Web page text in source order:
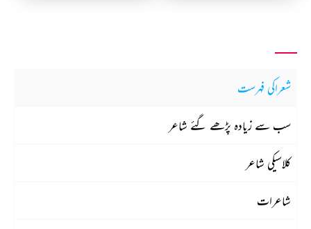
شعراکی فہرست
سب سے زیادہ پڑھے گئے شاعر
کلاسیکی شاعر
شاعرات